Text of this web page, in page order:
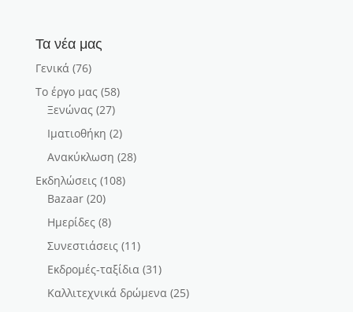
Τα νέα μας
Γενικά(76)
Το έργο μας(58)
Ξενώνας(27)
Ιματιοθήκη (2)
Ανακύκλωση (28)
Εκδηλώσεις(108)
Bazaar(20)
Ημερίδες(8)
Συνεστιάσεις(11)
Εκδρομές-ταξίδια(31)
Καλλιτεχνικά δρώμενα(25)